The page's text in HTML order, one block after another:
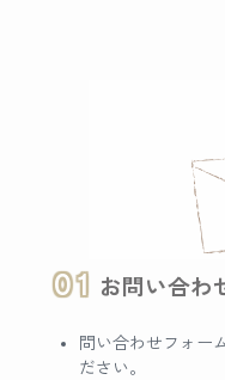
01 お問い合わ
問い合わせフォー
ださい。